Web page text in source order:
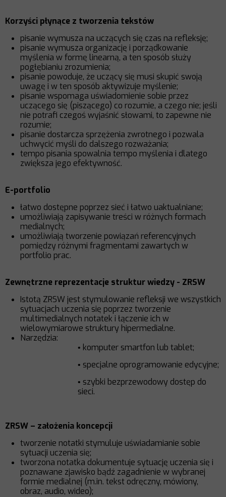
Korzyści płynące z tworzenia tekstów
pisanie wymusza na uczących się czas na refleksję;
pisanie wymusza organizację i porządkowanie
myślenia w formę linearną, a ten sposób służy
pogłębianiu zrozumienia;
pisanie powoduje, że uczący się musi skupić swoją
uwagę i w ten sposób aktywizuje myślenie;
pisanie wspomaga uświadomienie sobie przez
uczącego się (piszącego) co rozumie, a czego nie; jeśli
nie potrafi czegoś wyjaśnić słowami, to zapewne nie
rozumie;
pisanie dostarcza sprzężenia zwrotnego i pozwala
uchwycić myśli do dalszego rozważania;
tempo pisania spowalnia tempo myślenia i dlatego
zwiększa jego efektywność.
E-portfolio
łatwo dostępne poprzez sieć i łatwo uaktualniane;
umożliwiają zapisywanie treści w różnych formach
medialnych;
umożliwiają tworzenie powiązań referencyjnych
pomiędzy różnymi fragmentami zawartych w
portfolio prac.
Zewnętrzne reprezentacje struktur wiedzy - ZRSW
Istotą ZRSW jest stymulowanie refleksji we wszystkich
sytuacjach uczenia się poprzez tworzenie
multimedialnych notatek i łączenie ich w
wielowymiarowe struktury hipermedialne.
Narzędzia:
• komputer smartfon lub tablet;
• specjalne oprogramowanie edycyjne;
• szybki bezprzewodowy dostęp do
sieci.
ZRSW – założenia koncepcji
tworzenie notatki stymuluje uświadamianie sobie
sytuacji uczenia się;
tworzona notatka dokumentuje sytuację uczenia się i
poznawane zjawisko bądź zagadnienie w wybranej
formie medialnej (m.in. tekst odręczny, mówiony,
obraz, audio, wideo);